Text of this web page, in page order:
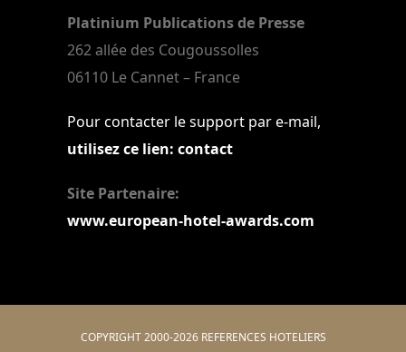
Platinium Publications de Presse
262 allée des Cougoussolles
06110 Le Cannet – France
Pour contacter le support par e-mail,
utilisez ce lien: contact
Site Partenaire:
www.european-hotel-awards.com
COPYRIGHT 2000-2026 REFERENCES HOTELIERS